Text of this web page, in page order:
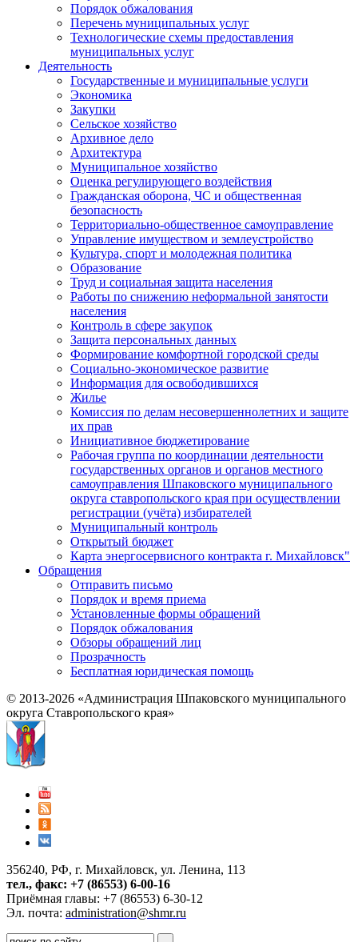
Порядок обжалования
Перечень муниципальных услуг
Технологические схемы предоставления
муниципальных услуг
Деятельность
Государственные и муниципальные услуги
Экономика
Закупки
Сельское хозяйство
Архивное дело
Архитектура
Муниципальное хозяйство
Оценка регулирующего воздействия
Гражданская оборона, ЧС и общественная
безопасность
Территориально-общественное самоуправление
Управление имуществом и землеустройство
Культура, спорт и молодежная политика
Образование
Труд и социальная защита населения
Работы по снижению неформальной занятости
населения
Контроль в сфере закупок
Защита персональных данных
Формирование комфортной городской среды
Социально-экономическое развитие
Информация для освободившихся
Жилье
Комиссия по делам несовершеннолетних и защите
их прав
Инициативное бюджетирование
Рабочая группа по координации деятельности
государственных органов и органов местного
самоуправления Шпаковского муниципального
округа ставропольского края при осуществлении
регистрации (учёта) избирателей
Муниципальный контроль
Открытый бюджет
Карта энергосервисного контракта г. Михайловск"
Обращения
Отправить письмо
Порядок и время приема
Установленные формы обращений
Порядок обжалования
Обзоры обращений лиц
Прозрачность
Бесплатная юридическая помощь
© 2013-2026 «Администрация Шпаковского муниципального
округа Ставропольского края»
356240, РФ, г. Михайловск, ул. Ленина, 113
тел., факс: +7 (86553) 6-00-16
Приёмная главы: +7 (86553) 6-30-12
Эл. почта: administration@shmr.ru